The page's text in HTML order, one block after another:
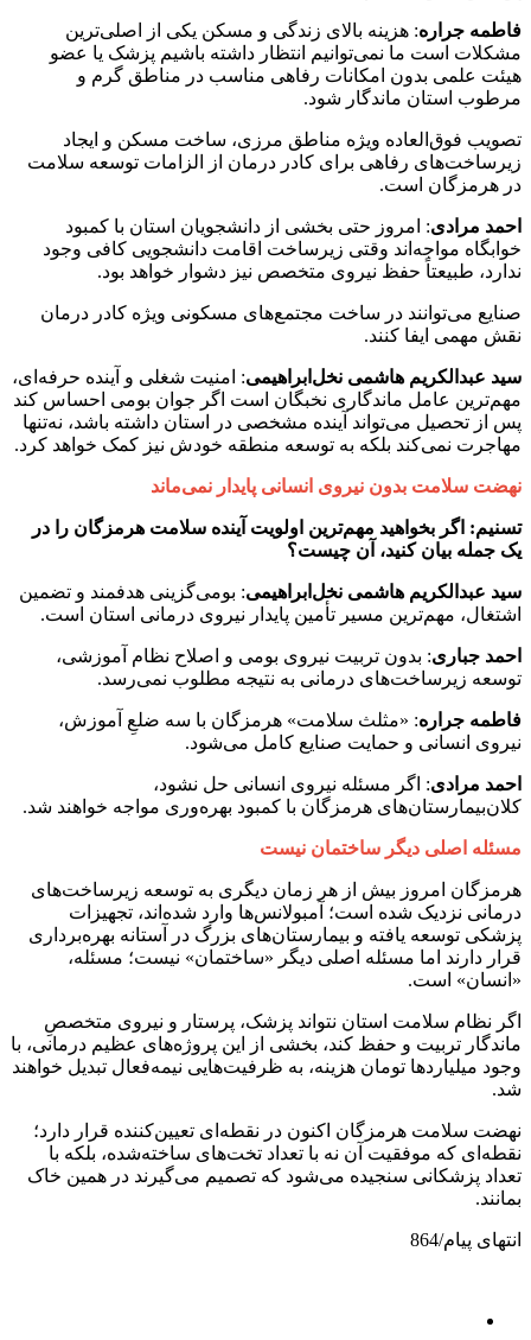
فاطمه جراره: هزینه بالای زندگی و مسکن یکی از اصلی‌ترین
مشکلات است ما نمی‌توانیم انتظار داشته باشیم پزشک یا عضو
هیئت علمی بدون امکانات رفاهی مناسب در مناطق گرم و
مرطوب استان ماندگار شود.
تصویب فوق‌العاده ویژه مناطق مرزی، ساخت مسکن و ایجاد
زیرساخت‌های رفاهی برای کادر درمان از الزامات توسعه سلامت
در هرمزگان است.
احمد مرادی: امروز حتی بخشی از دانشجویان استان با کمبود
خوابگاه مواجه‌اند وقتی زیرساخت اقامت دانشجویی کافی وجود
ندارد، طبیعتاً حفظ نیروی متخصص نیز دشوار خواهد بود.
صنایع می‌توانند در ساخت مجتمع‌های مسکونی ویژه کادر درمان
نقش مهمی ایفا کنند.
سید عبدالکریم هاشمی نخل‌ابراهیمی: امنیت شغلی و آینده حرفه‌ای،
مهم‌ترین عامل ماندگاری نخبگان است اگر جوان بومی احساس کند
پس از تحصیل می‌تواند آینده مشخصی در استان داشته باشد، نه‌تنها
مهاجرت نمی‌کند بلکه به توسعه منطقه خودش نیز کمک خواهد کرد.
نهضت سلامت بدون نیروی انسانی پایدار نمی‌ماند
تسنیم: اگر بخواهید مهم‌ترین اولویت آینده سلامت هرمزگان را در
یک جمله بیان کنید، آن چیست؟
سید عبدالکریم هاشمی نخل‌ابراهیمی: بومی‌گزینی هدفمند و تضمین
اشتغال، مهم‌ترین مسیر تأمین پایدار نیروی درمانی استان است.
احمد جباری: بدون تربیت نیروی بومی و اصلاح نظام آموزشی،
توسعه زیرساخت‌های درمانی به نتیجه مطلوب نمی‌رسد.
فاطمه جراره: «مثلث سلامت» هرمزگان با سه ضلعِ آموزش،
نیروی انسانی و حمایت صنایع کامل می‌شود.
احمد مرادی: اگر مسئله نیروی انسانی حل نشود،
کلان‌بیمارستان‌های هرمزگان با کمبود بهره‌وری مواجه خواهند شد.
مسئله اصلی دیگر ساختمان نیست
هرمزگان امروز بیش از هر زمان دیگری به توسعه زیرساخت‌های
درمانی نزدیک شده است؛ آمبولانس‌ها وارد شده‌اند، تجهیزات
پزشکی توسعه یافته و بیمارستان‌های بزرگ در آستانه بهره‌برداری
قرار دارند اما مسئله اصلی دیگر «ساختمان» نیست؛ مسئله،
«انسان» است.
اگر نظام سلامت استان نتواند پزشک، پرستار و نیروی متخصصِ
ماندگار تربیت و حفظ کند، بخشی از این پروژه‌های عظیم درمانی، با
وجود میلیاردها تومان هزینه، به ظرفیت‌هایی نیمه‌فعال تبدیل خواهند
شد.
نهضت سلامت هرمزگان اکنون در نقطه‌ای تعیین‌کننده قرار دارد؛
نقطه‌ای که موفقیت آن نه با تعداد تخت‌های ساخته‌شده، بلکه با
تعداد پزشکانی سنجیده می‌شود که تصمیم می‌گیرند در همین خاک
بمانند.
انتهای پیام/864